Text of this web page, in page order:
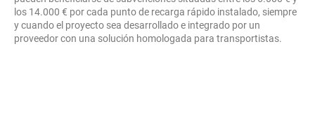
los 14.000 € por cada punto de recarga rápido instalado, siempre
y cuando el proyecto sea desarrollado e integrado por un
proveedor con una solución homologada para transportistas.